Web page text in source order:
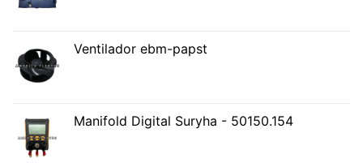
Ventilador ebm-papst
Manifold Digital Suryha - 50150.154